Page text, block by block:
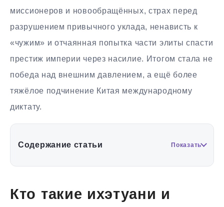
миссионеров и новообращённых, страх перед
разрушением привычного уклада, ненависть к
«чужим» и отчаянная попытка части элиты спасти
престиж империи через насилие. Итогом стала не
победа над внешним давлением, а ещё более
тяжёлое подчинение Китая международному
диктату.
Содержание статьи Показать
Кто такие ихэтуани и